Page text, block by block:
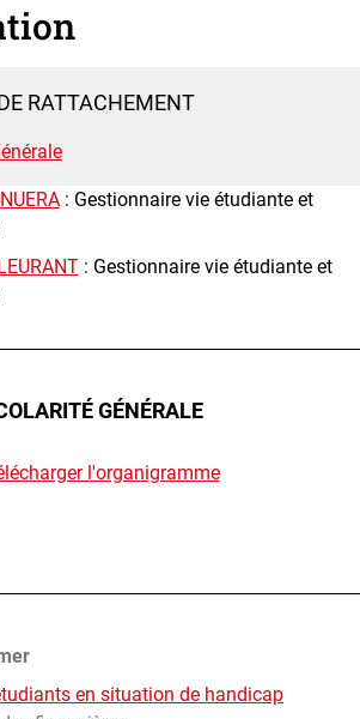
RATTACHEMENT
: Gestionnaire vie étudiante et
: Gestionnaire vie étudiante et
GÉNÉRALE
l'organigramme
en situation de handicap